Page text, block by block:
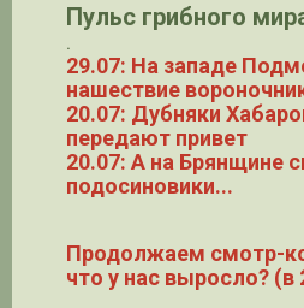
Пульс грибного
.
29.07: На западе
нашествие
20.07: Дубняки
передают привет
20.07: А на Брянщине
подосиновики...
Продолжаем смотр-
что у нас выросло? (в